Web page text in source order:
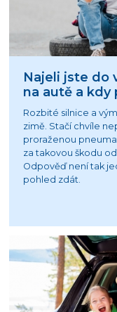
Najeli jste do
na autě a kdy
Rozbité silnice a
zimě. Stačí chvíle
proraženou
za takovou škodu
Odpověď není tak
pohled zdát.